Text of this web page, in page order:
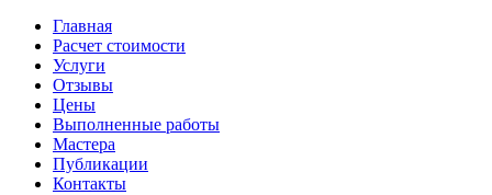
Главная
Расчет стоимости
Услуги
Отзывы
Цены
Выполненные работы
Мастера
Публикации
Контакты